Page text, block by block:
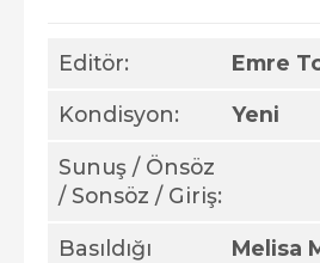
Editör: Emre
Kondisyon: Yeni
Sunuş / Önsöz
/ Sonsöz / Giriş:
Basıldığı
Melisa